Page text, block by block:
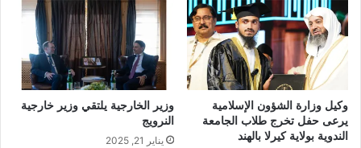
وكيل وزارة الشؤون الإسلامية
يرعى حفل تخرج طلاب الجامعة
الندوية بولاية كيرلا بالهند
وزير الخارجية يلتقي وزير خارجية
النرويج
يناير 21, 2025